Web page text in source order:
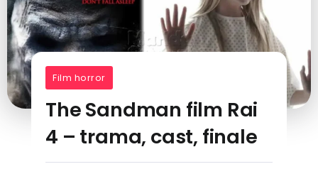
Film horror
The Sandman film Rai
4 – trama, cast, finale